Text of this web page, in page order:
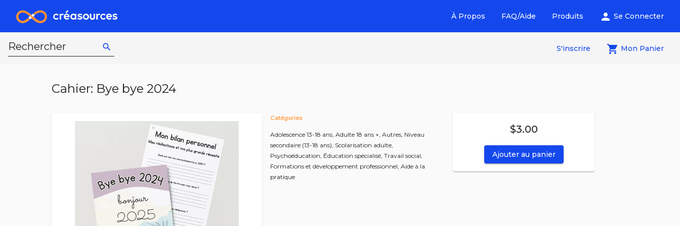
À Propos FAQ/Aide Produits person Se Connecter
Rechercher search S'inscrire local_grocery_store Mon Panier
Cahier: Bye bye 2024
Catégories
Adolescence 13-18 ans, Adulte 18 ans +, Autres, Niveau
secondaire (13-18 ans), Scolarisation adulte,
Psychoéducation, Éducation spécialisé, Travail social,
Formations et développement professionnel, Aide à la
pratique
$3.00
Ajouter au panier